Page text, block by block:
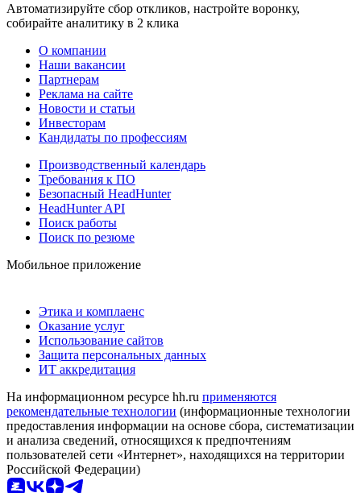
Автоматизируйте сбор откликов, настройте воронку,
собирайте аналитику в 2 клика
О компании
Наши вакансии
Партнерам
Реклама на сайте
Новости и статьи
Инвесторам
Кандидаты по профессиям
Производственный календарь
Требования к ПО
Безопасный HeadHunter
HeadHunter API
Поиск работы
Поиск по резюме
Мобильное приложение
Этика и комплаенс
Оказание услуг
Использование сайтов
Защита персональных данных
ИТ аккредитация
На информационном ресурсе hh.ru применяются
рекомендательные технологии (информационные технологии
предоставления информации на основе сбора, систематизации
и анализа сведений, относящихся к предпочтениям
пользователей сети «Интернет», находящихся на территории
Российской Федерации)